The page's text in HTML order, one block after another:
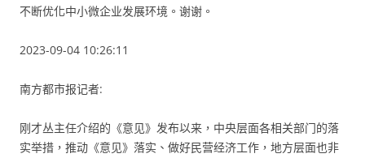
不断优化中小微企业发展环境。谢谢。
2023-09-04 10:26:11
南方都市报记者:
刚才丛主任介绍的《意见》发布以来，中央层面各相关部门的落
实举措，推动《意见》落实、做好民营经济工作，地方层面也非